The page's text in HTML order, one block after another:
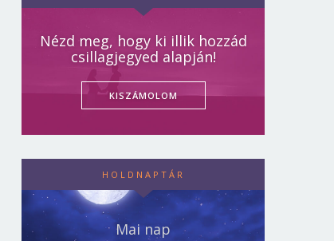
Nézd meg, hogy ki illik hozzád
csillagjegyed alapján!
KISZÁMOLOM
HOLDNAPTÁR
Mai nap